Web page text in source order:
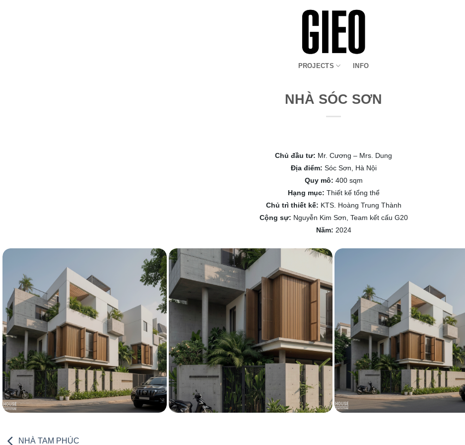
PROJECTS INFO
NHÀ SÓC SƠN
Chủ đầu tư: Mr. Cương – Mrs. Dung
Địa điểm: Sóc Sơn, Hà Nội
Quy mô: 400 sqm
Hạng mục: Thiết kế tổng thể
Chủ trì thiết kế: KTS. Hoàng Trung Thành
Cộng sự: Nguyễn Kim Sơn, Team kết cấu G20
Năm: 2024
NHÀ TAM PHÚC